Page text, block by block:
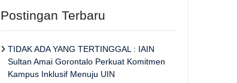
Postingan Terbaru
TIDAK ADA YANG TERTINGGAL : IAIN
Sultan Amai Gorontalo Perkuat Komitmen
Kampus Inklusif Menuju UIN